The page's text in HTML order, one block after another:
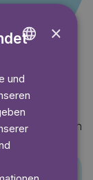
Mehr anzeigen
GERMAN
×
und